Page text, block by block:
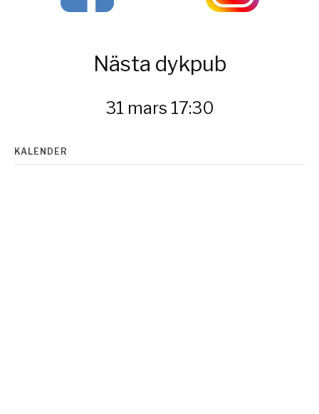
Nästa dykpub
31 mars 17:30
KALENDER